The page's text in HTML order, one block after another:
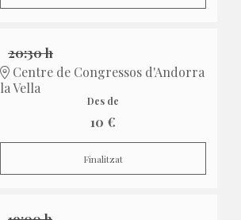
20:30 h
Centre de Congressos d'Andorra
la Vella
Des de
10 €
Finalitzat